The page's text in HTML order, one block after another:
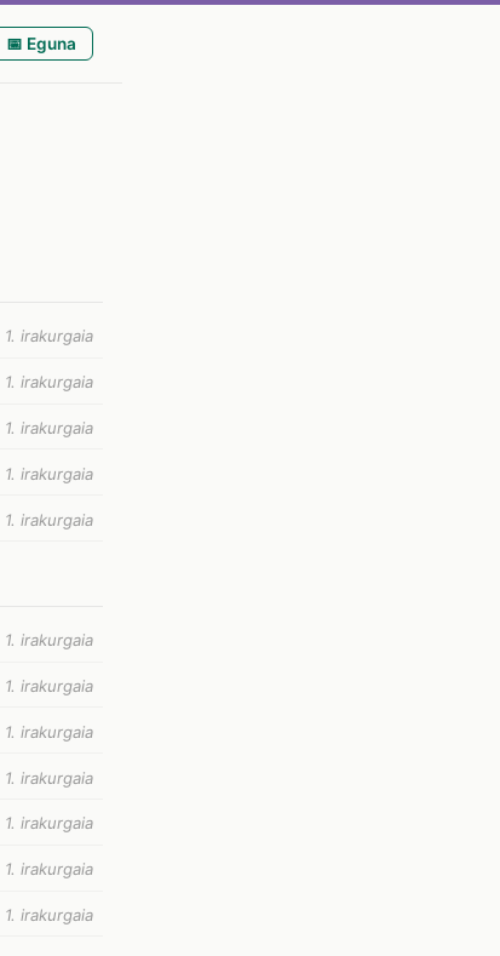
📅 Eguna
1. irakurgaia
1. irakurgaia
1. irakurgaia
1. irakurgaia
1. irakurgaia
1. irakurgaia
1. irakurgaia
1. irakurgaia
1. irakurgaia
1. irakurgaia
1. irakurgaia
1. irakurgaia